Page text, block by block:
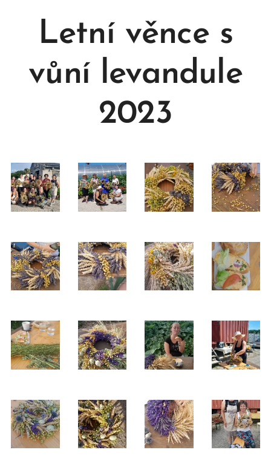
Letní věnce s
vůní levandule
2023